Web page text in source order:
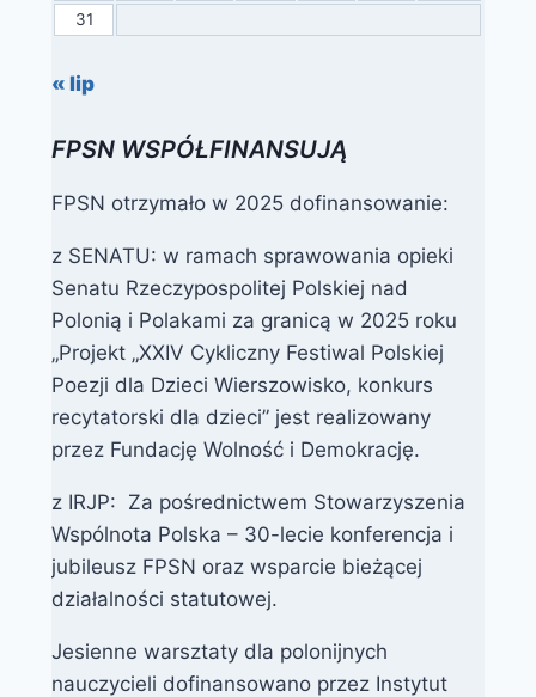
31
« lip
FPSN WSPÓŁFINANSUJĄ
FPSN otrzymało w 2025 dofinansowanie:
z SENATU: w ramach sprawowania opieki
Senatu Rzeczypospolitej Polskiej nad
Polonią i Polakami za granicą w 2025 roku
„Projekt „XXIV Cykliczny Festiwal Polskiej
Poezji dla Dzieci Wierszowisko, konkurs
recytatorski dla dzieci” jest realizowany
przez Fundację Wolność i Demokrację.
z IRJP: Za pośrednictwem Stowarzyszenia
Wspólnota Polska – 30-lecie konferencja i
jubileusz FPSN oraz wsparcie bieżącej
działalności statutowej.
Jesienne warsztaty dla polonijnych
nauczycieli dofinansowano przez Instytut